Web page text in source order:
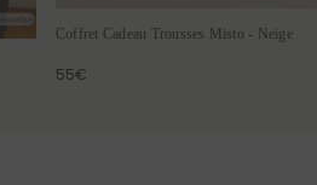
Coffret Cadeau Trousses Misto - Neige
55€